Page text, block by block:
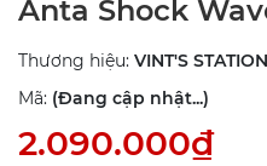
Anta Shock
Thương hiệu: VINT'S
Mã: (Đang cập nhật...)
2.090.000₫